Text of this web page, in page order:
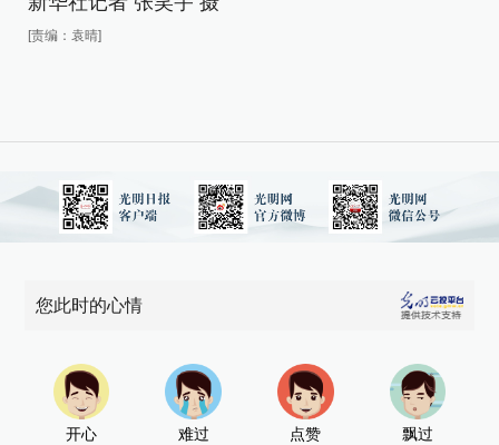
[责编：袁晴]
您此时的心情
开心 难过 点赞 飘过